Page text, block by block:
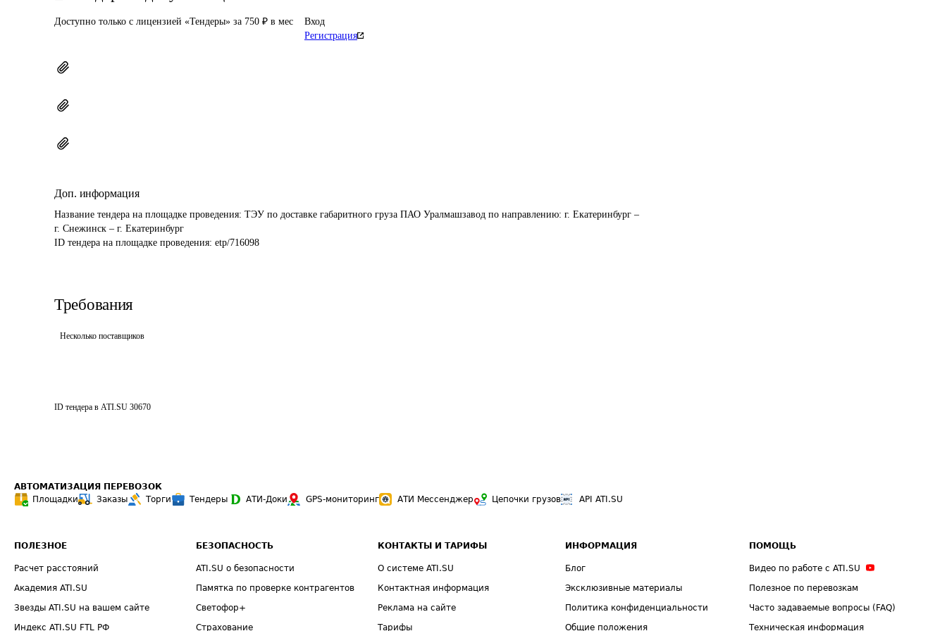
Доступно только с лицензией «Тендеры» за 750 ₽ в мес
Вход
Регистрация
Доп. информация
Название тендера на площадке проведения: ТЭУ по доставке габаритного груза ПАО Уралмашзавод по направлению: г. Екатеринбург –
г. Снежинск – г. Екатеринбург
ID тендера на площадке проведения: etp/716098
Требования
Несколько поставщиков
ID тендера в ATI.SU 30670
АВТОМАТИЗАЦИЯ ПЕРЕВОЗОК
Площадки
Заказы Торги Тендеры АТИ-Доки GPS-мониторинг АТИ Мессенджер Цепочки грузов API ATI.SU
ПОЛЕЗНОЕ
Расчет расстояний
Академия ATI.SU
Звезды ATI.SU на вашем сайте
Индекс ATI.SU FTL РФ
БЕЗОПАСНОСТЬ
ATI.SU о безопасности
Памятка по проверке контрагентов
Светофор+
Страхование
КОНТАКТЫ И ТАРИФЫ
О системе ATI.SU
Контактная информация
Реклама на сайте
Тарифы
ИНФОРМАЦИЯ
Блог
Эксклюзивные материалы
Политика конфиденциальности
Общие положения
ПОМОЩЬ
Видео по работе с ATI.SU
Полезное по перевозкам
Часто задаваемые вопросы (FAQ)
Техническая информация